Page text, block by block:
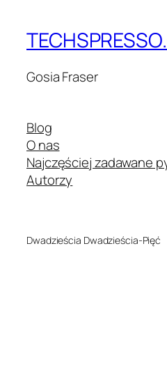
Gosia Fraser
Blog
O nas
Najczęściej zadawane
Autorzy
Dwadzieścia Dwadzieścia-Pięć